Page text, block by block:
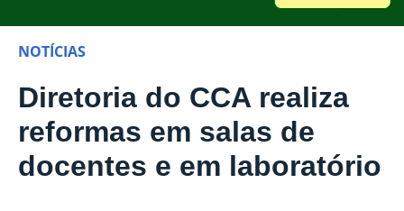
NOTÍCIAS
Diretoria do CCA realiza
reformas em salas de
docentes e em laboratório